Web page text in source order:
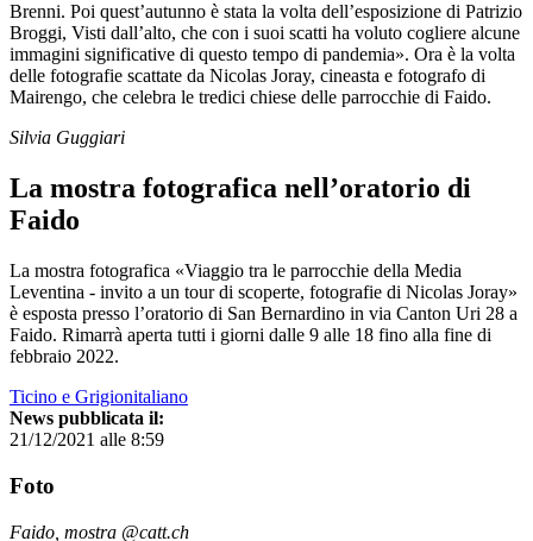
Brenni. Poi quest’autunno è stata la volta dell’esposizione di Patrizio
Broggi, Visti dall’alto, che con i suoi scatti ha voluto cogliere alcune
immagini significative di questo tempo di pandemia». Ora è la volta
delle fotografie scattate da Nicolas Joray, cineasta e fotografo di
Mairengo, che celebra le tredici chiese delle parrocchie di Faido.
Silvia Guggiari
La mostra fotografica nell’oratorio di
Faido
La mostra fotografica «Viaggio tra le parrocchie della Media
Leventina - invito a un tour di scoperte, fotografie di Nicolas Joray»
è esposta presso l’oratorio di San Bernardino in via Canton Uri 28 a
Faido. Rimarrà aperta tutti i giorni dalle 9 alle 18 fino alla fine di
febbraio 2022.
Ticino e Grigionitaliano
News pubblicata il:
21/12/2021 alle 8:59
Foto
Faido, mostra @catt.ch